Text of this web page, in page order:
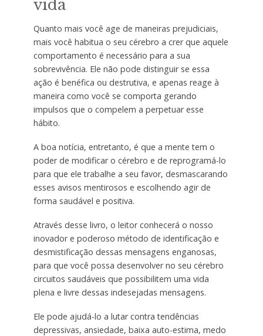
vida
Quanto mais você age de maneiras prejudiciais,
mais você habitua o seu cérebro a crer que aquele
comportamento é necessário para a sua
sobrevivência. Ele não pode distinguir se essa
ação é benéfica ou destrutiva, e apenas reage à
maneira como você se comporta gerando
impulsos que o compelem a perpetuar esse
hábito.
A boa notícia, entretanto, é que a mente tem o
poder de modificar o cérebro e de reprogramá-lo
para que ele trabalhe a seu favor, desmascarando
esses avisos mentirosos e escolhendo agir de
forma saudável e positiva.
Através desse livro, o leitor conhecerá o nosso
inovador e poderoso método de identificação e
desmistificação dessas mensagens enganosas,
para que você possa desenvolver no seu cérebro
circuitos saudáveis que possibilitem uma vida
plena e livre dessas indesejadas mensagens.
Ele pode ajudá-lo a lutar contra tendências
depressivas, ansiedade, baixa auto-estima, medo